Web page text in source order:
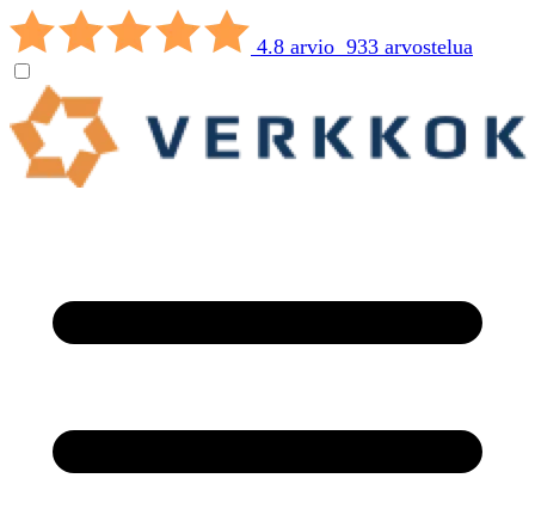
4.8 arvio 933 arvostelua